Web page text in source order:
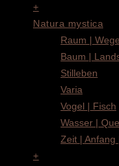
+
Natura mystica
Raum |
Baum |
Stilleben
Varia
Vogel | Fisch
Wasser |
Zeit | Anfang
+